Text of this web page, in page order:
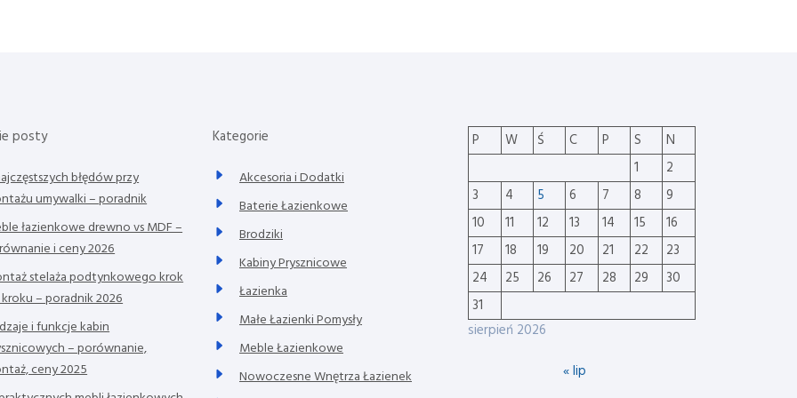
posty
błędów przy
umywalki – poradnik
łazienkowe drewno vs MDF –
i ceny 2026
stelaża podtynkowego krok
– poradnik 2026
i funkcje kabin
– porównanie,
ceny 2025
Kategorie
Akcesoria i Dodatki
Baterie Łazienkowe
Brodziki
Kabiny Prysznicowe
Łazienka
Małe Łazienki Pomysły
Meble Łazienkowe
Nowoczesne Wnętrza Łazienek
sierpień 2026
P W Ś C P S
N
1
2
3
4 5 6 7 8
9
10
11 12 13 14 15
16
17
18 19 20 21 22
23
24
25 26 27 28 29
30
31
« lip